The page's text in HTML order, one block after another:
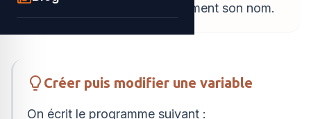
print(...)
en reprenant simplement son nom.
Créer puis modifier une variable
On écrit le programme suivant :